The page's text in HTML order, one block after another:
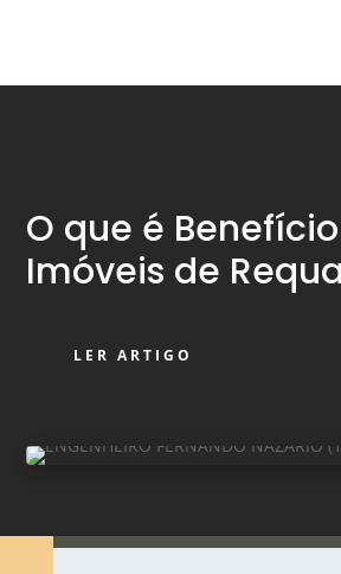
O que é
Imóveis de
LER ARTIGO